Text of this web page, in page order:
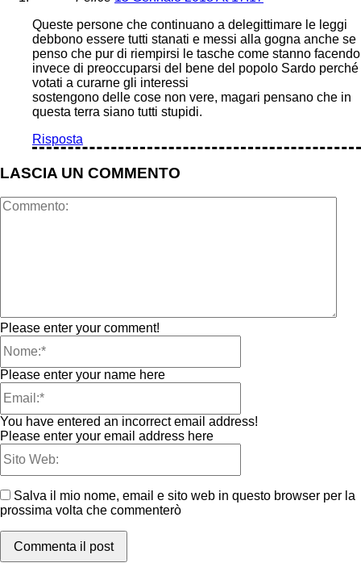
Queste persone che continuano a delegittimare le leggi
debbono essere tutti stanati e messi alla gogna anche se
penso che pur di riempirsi le tasche come stanno facendo
invece di preoccuparsi del bene del popolo Sardo perché
votati a curarne gli interessi
sostengono delle cose non vere, magari pensano che in
questa terra siano tutti stupidi.
Risposta
LASCIA UN COMMENTO
Please enter your comment!
Please enter your name here
You have entered an incorrect email address!
Please enter your email address here
Salva il mio nome, email e sito web in questo browser per la
prossima volta che commenterò